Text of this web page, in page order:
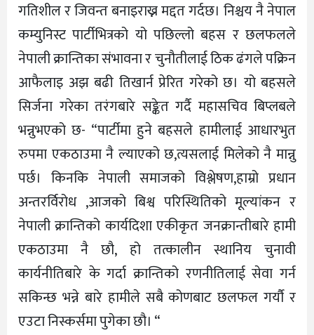
गतिशील र जिवन्त बनाइराख्न मद्दत गर्दछ। निश्चय नै नेपाल
कम्युनिस्ट पार्टीभित्रको यो पछिल्लो बहस र छलफलले
नेपाली क्रान्तिका संभावना र चुनौतीलाई ठिक ढंगले पक्रिन
आफैलाइ अझ बढी तिखार्न प्रेरित गरेको छ। यो बहसले
सिर्जना गरेका तरंगबारे सङ्केत गर्दै महासचिव बिप्लबले
भन्नुभएको छ- “पार्टीमा हुने बहसले हामीलाई आधारभुत
रुपमा एकठाउमा नै ल्याएको छ,त्यसलाई मिलेको नै मान्नु
पर्छ। किनकि नेपाली समाजको विश्लेषण,हाम्रो प्रधान
अन्तरर्विरोध ,आजको बिश्व परिस्थितिको मूल्यांकन र
नेपाली क्रान्तिको कार्यदिशा एकीकृत जनक्रान्तीबारे हामी
एकठाउमा नै छौ, हो तत्कालीन स्थानिय चुनावी
कार्यनीतिबारे के गर्दा क्रान्तिको रणनीतिलाई सेवा गर्न
सकिन्छ भन्ने बारे हामीले सबै कोणबाट छलफल गर्यौ र
एउटा निस्कर्समा पुगेका छौ। “